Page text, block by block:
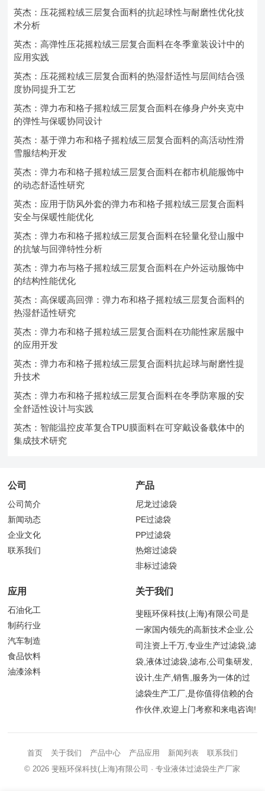
英杰：压花摇粒绒三层复合面料的抗起球性与耐磨性优化技
术分析
英杰：高弹性压花摇粒绒三层复合面料在冬季童装设计中的
应用实践
英杰：压花摇粒绒三层复合面料的热湿舒适性与层间结合强
度协同提升工艺
英杰：弹力布和格子摇粒绒三层复合面料在修身户外夹克中
的弹性与保暖协同设计
英杰：基于弹力布和格子摇粒绒三层复合面料的高活动性滑
雪服结构开发
英杰：弹力布和格子摇粒绒三层复合面料在都市机能服饰中
的动态舒适性研究
英杰：应用于防风外套的弹力布和格子摇粒绒三层复合面料
安全与保暖性能优化
英杰：弹力布和格子摇粒绒三层复合面料在轻量化登山服中
的抗皱与回弹特性分析
英杰：弹力布与格子摇粒绒三层复合面料在户外运动服饰中
的结构性能优化
英杰：高保暖高回弹：弹力布和格子摇粒绒三层复合面料的
热湿舒适性研究
英杰：弹力布和格子摇粒绒三层复合面料在功能性家居服中
的应用开发
英杰：弹力布和格子摇粒绒三层复合面料抗起球与耐磨性提
升技术
英杰：弹力布和格子摇粒绒三层复合面料在冬季防寒服的安
全舒适性设计与实践
英杰：智能温控皮革复合TPU膜面料在可穿戴设备载体中的
集成技术研究
公司
公司简介
新闻动态
企业文化
联系我们
产品
尼龙过滤袋
PE过滤袋
PP过滤袋
热熔过滤袋
非标过滤袋
应用
石油化工
制药行业
汽车制造
食品饮料
油漆涂料
关于我们
斐瓯环保科技(上海)有限公司是
一家国内领先的高新技术企业,公
司注资上千万,专业生产过滤袋,滤
袋,液体过滤袋,滤布,公司集研发,
设计,生产,销售,服务为一体的过
滤袋生产工厂,是你值得信赖的合
作伙伴,欢迎上门考察和来电咨询!
首页 关于我们 产品中心 产品应用 新闻列表
联系我们
© 2026斐瓯环保科技(上海)有限公司 · 专业液体过滤袋生产厂家